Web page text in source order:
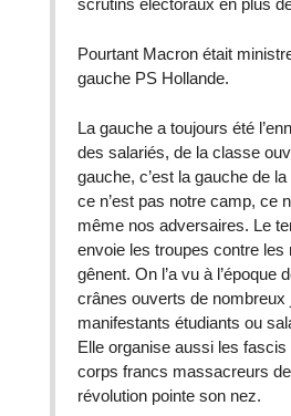
scrutins électoraux en plus
Pourtant Macron était
gauche PS Hollande.
La gauche a toujours été
des salariés, de la classe
gauche, c’est la gauche de
ce n’est pas notre camp, ce
même nos adversaires. Le
envoie les troupes contre les
gênent. On l’a vu à l’époque
crânes ouverts de nombreux
manifestants étudiants ou
Elle organise aussi les
corps francs massacreurs
révolution pointe son nez.